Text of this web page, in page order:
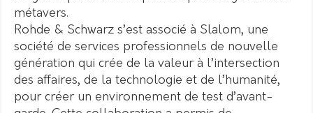
métavers.
Rohde & Schwarz s’est associé à Slalom, une
société de services professionnels de nouvelle
génération qui crée de la valeur à l’intersection
des affaires, de la technologie et de l’humanité,
pour créer un environnement de test d’avant-